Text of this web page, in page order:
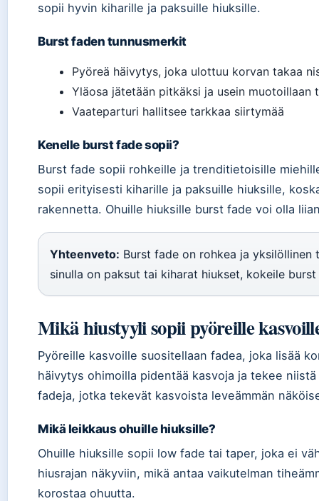
sopii hyvin kiharille ja paksuille hiuksille.
Burst faden tunnusmerkit
Pyöreä häivytys, joka ulottuu korvan takaa
Yläosa jätetään pitkäksi ja usein muotoillaan
Vaateparturi hallitsee tarkkaa siirtymää
Kenelle burst fade sopii?
Burst fade sopii rohkeille ja trenditietoisille
sopii erityisesti kiharille ja paksuille hiuksille,
rakennetta. Ohuille hiuksille burst fade voi olla
Yhteenveto: Burst fade on rohkea ja
sinulla on paksut tai kiharat hiukset, kokeile burst
Mikä hiustyyli sopii pyöreille
Pyöreille kasvoille suositellaan fadea, joka lisää
häivytys ohimoilla pidentää kasvoja ja tekee
fadeja, jotka tekevät kasvoista leveämmän
Mikä leikkaus ohuille hiuksille?
Ohuille hiuksille sopii low fade tai taper, joka ei
hiusrajan näkyviin, mikä antaa vaikutelman
korostaa ohuutta.